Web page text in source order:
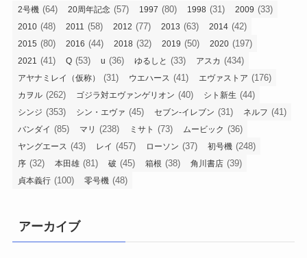
2号機 (64) 20周年記念 (57) 1997 (80) 1998 (31) 2009 (33)
2010 (48) 2011 (58) 2012 (77) 2013 (63) 2014 (42)
2015 (80) 2016 (44) 2018 (32) 2019 (50) 2020 (197)
2021 (41) Q (53) u (36) ゆるしと (33) アスカ (434)
アヤナミレイ（仮称） (31) ウエハース (41) エヴァストア (176)
カヲル (262) ゴジラ対エヴァンゲリオン (40) シト新生 (44)
シンジ (353) シン・エヴァ (45) セブン-イレブン (31) ネルフ (41)
バンダイ (85) マリ (238) ミサト (73) ムービック (36)
ヤングエース (43) レイ (457) ローソン (37) 初号機 (248)
序 (32) 本田雄 (81) 破 (45) 箱根 (38) 角川書店 (39)
貞本義行 (100) 零号機 (48)
アーカイブ